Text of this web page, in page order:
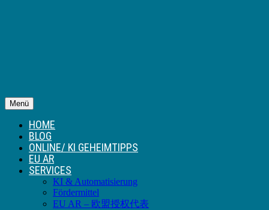
Menü
HOME
BLOG
ONLINE/ KI GEHEIMTIPPS
EU AR
SERVICES
KI & Automatisierung
Fördermittel
EU AR – 欧盟授权代表